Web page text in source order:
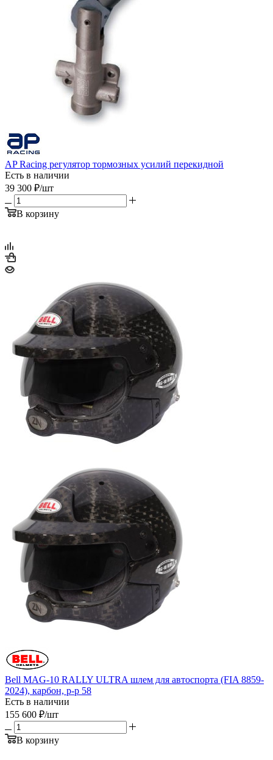
AP Racing регулятор тормозных усилий перекидной
Есть в наличии
39 300 ₽/шт
В корзину
Bell MAG-10 RALLY ULTRA шлем для автоспорта (FIA 8859-
2024), карбон, р-р 58
Есть в наличии
155 600 ₽/шт
В корзину